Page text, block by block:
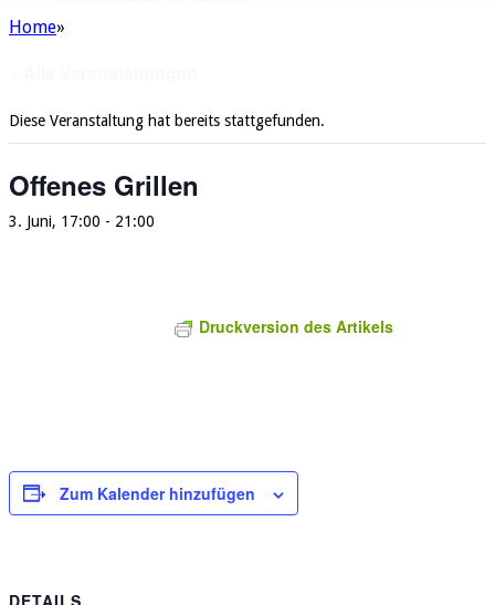
Home»
Diese Veranstaltung hat bereits stattgefunden.
Offenes Grillen
3. Juni, 17:00 - 21:00
Druckversion des Artikels
Zum Kalender hinzufügen